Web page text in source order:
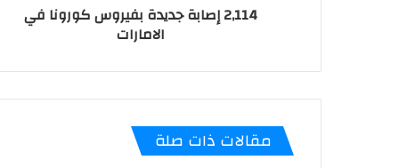
2,114 إصابة جديدة بفيروس ⁧‫كورونا‬⁩ في
الامارات
مقالات ذات صلة